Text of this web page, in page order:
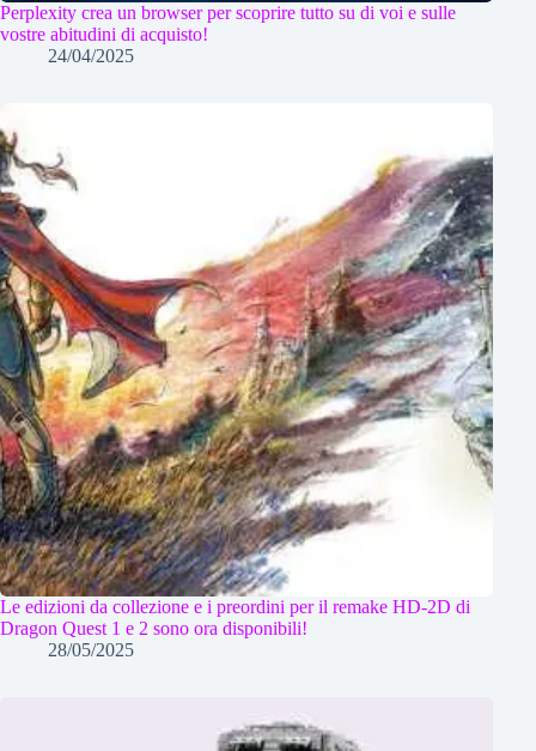
Perplexity crea un browser per scoprire tutto su di voi e sulle
vostre abitudini di acquisto!
24/04/2025
Le edizioni da collezione e i preordini per il remake HD-2D di
Dragon Quest 1 e 2 sono ora disponibili!
28/05/2025